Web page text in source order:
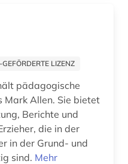
bergbaunachfolgelandschaft (1)
LIZENZ
pädagogische
Mark Allen. Sie bietet
Berichte und
die in der
in der Grund- und
sind. Mehr